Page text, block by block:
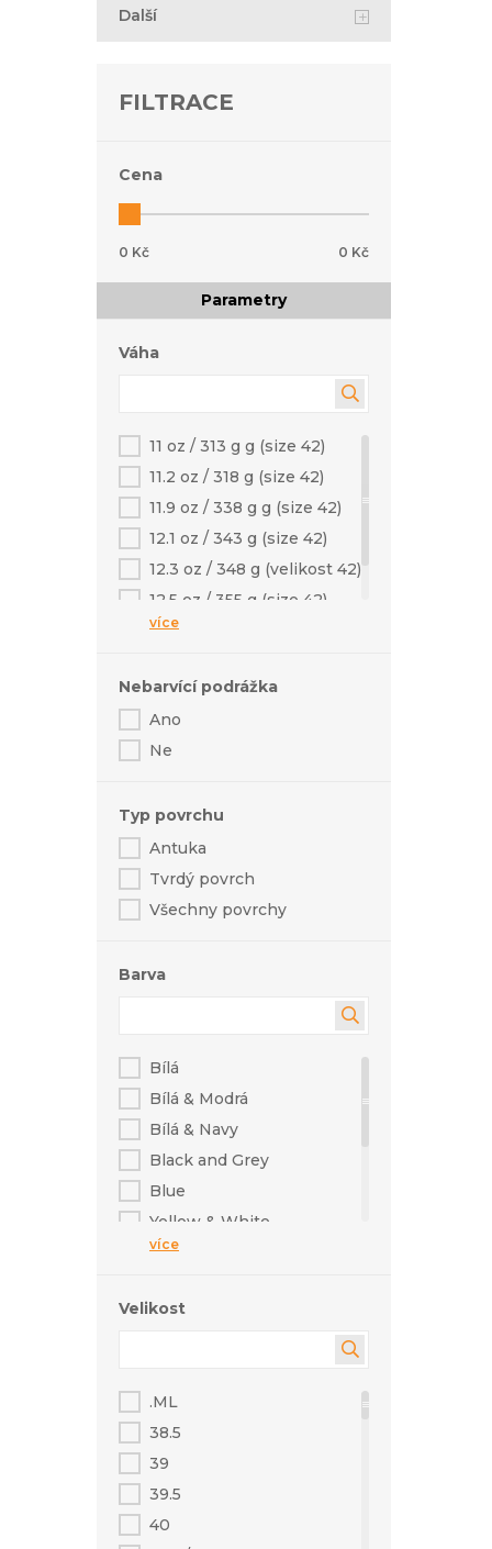
Další
FILTRACE
Cena
0 Kč 0 Kč
Parametry
Váha
11 oz / 313 g g (size 42)
11.2 oz / 318 g (size 42)
11.9 oz / 338 g g (size 42)
12.1 oz / 343 g (size 42)
12.3 oz / 348 g (velikost 42)
12.5 oz / 355 g (size 42)
13.2 oz / 375 g (size 42)
více
Nebarvící podrážka
Ano
Ne
Typ povrchu
Antuka
Tvrdý povrch
Všechny povrchy
Barva
Bílá
Bílá & Modrá
Bílá & Navy
Black and Grey
Blue
Yellow & White
Černá & Bílá
Modrá & Tyrkysová
více
Velikost
.ML
38.5
39
39.5
40